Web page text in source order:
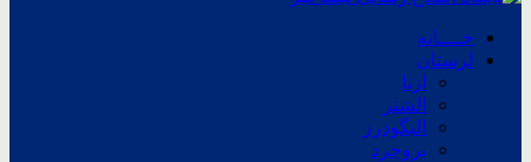
خــــانه
لرستان
ازنا
الشتر
الیگودرز
بروجرد